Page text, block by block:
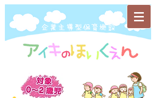
​企業主導型保育施設